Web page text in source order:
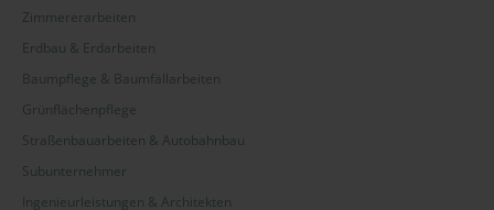
Zimmererarbeiten
Erdbau & Erdarbeiten
Baumpflege & Baumfällarbeiten
Grünflächenpflege
Straßenbauarbeiten & Autobahnbau
Subunternehmer
Ingenieurleistungen & Architekten